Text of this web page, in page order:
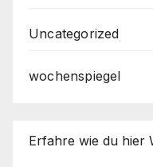
Uncategorized
wochenspiegel
Erfahre wie du hier